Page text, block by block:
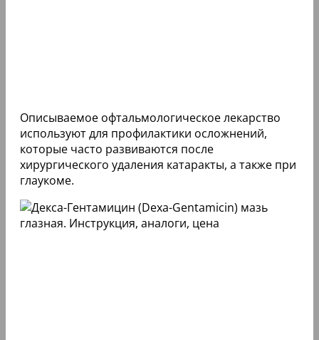
Описываемое офтальмологическое лекарство
используют для профилактики осложнений,
которые часто развиваются после
хирургического удаления катаракты, а также при
глаукоме.